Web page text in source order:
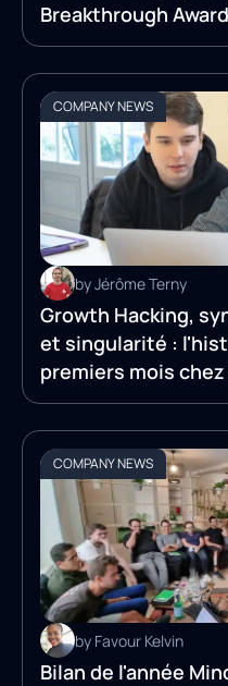
Breakthrough
COMPANY NEWS
by Jérôme Terny
Growth Hacking,
et singularité :
premiers mois
COMPANY NEWS
by Favour Kelvin
Bilan de l'année